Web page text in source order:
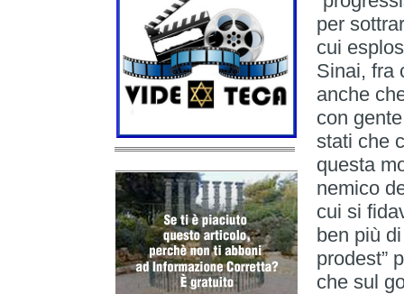
per
cui
Sinai, fra
anche
con
stati che
questa
nemico
cui si
ben più
prodest”
che sul